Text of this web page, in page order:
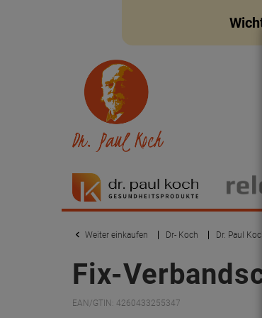
Weiter einkaufen Dr- Koch Dr. Paul
Fix-
EAN/GTIN: 4260433255347